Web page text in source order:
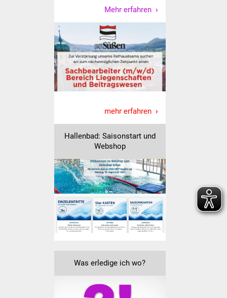
Abfall und Entsorgung
Kultur & Freizeit
Veranstaltungen
Ostermarkt
Einrichtungen
Hallenbad
Stadtbücherei
Stadtarchiv
Bürgerhaus
Kulturhalle
Mehr erfahren
mehr erfahren
Hallenbad: Saisonstart und
Webshop
Was erledige ich wo?